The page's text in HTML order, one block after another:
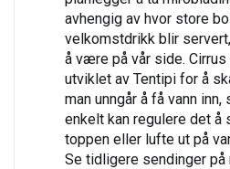
avhengig av hvor store
velkomstdrikk blir
å være på vår side.
utviklet av Tentipi for å
man unngår å få vann
enkelt kan regulere det å
toppen eller lufte ut på
Se tidligere sendinger på